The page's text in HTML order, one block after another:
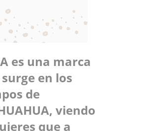
es una marca
en los
de
viendo
que a